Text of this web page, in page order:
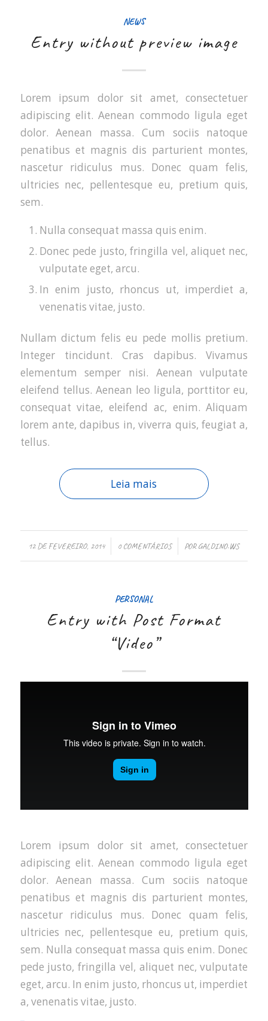
NEWS
Entry without preview image
Lorem ipsum dolor sit amet, consectetuer
adipiscing elit. Aenean commodo ligula eget
dolor. Aenean massa. Cum sociis natoque
penatibus et magnis dis parturient montes,
nascetur ridiculus mus. Donec quam felis,
ultricies nec, pellentesque eu, pretium quis,
sem.
Nulla consequat massa quis enim.
Donec pede justo, fringilla vel, aliquet nec,
vulputate eget, arcu.
In enim justo, rhoncus ut, imperdiet a,
venenatis vitae, justo.
Nullam dictum felis eu pede mollis pretium.
Integer tincidunt. Cras dapibus. Vivamus
elementum semper nisi. Aenean vulputate
eleifend tellus. Aenean leo ligula, porttitor eu,
consequat vitae, eleifend ac, enim. Aliquam
lorem ante, dapibus in, viverra quis, feugiat a,
tellus.
Leia mais
12 DE FEVEREIRO, 2014
/ 0 COMENTÁRIOS
/ PORGALDINO.WS
PERSONAL
Entry with Post Format
“Video”
Lorem ipsum dolor sit amet, consectetuer
adipiscing elit. Aenean commodo ligula eget
dolor. Aenean massa. Cum sociis natoque
penatibus et magnis dis parturient montes,
nascetur ridiculus mus. Donec quam felis,
ultricies nec, pellentesque eu, pretium quis,
sem. Nulla consequat massa quis enim. Donec
pede justo, fringilla vel, aliquet nec, vulputate
eget, arcu. In enim justo, rhoncus ut, imperdiet
a, venenatis vitae, justo.